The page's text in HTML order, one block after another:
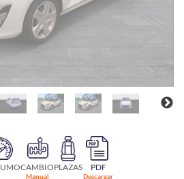
CAMBIO
Manual
PLAZAS PDF
Descargar